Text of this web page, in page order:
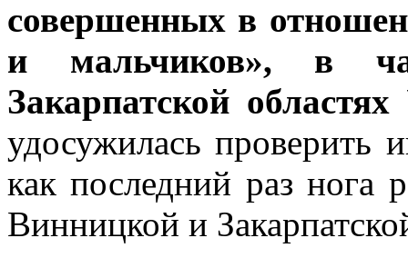
совершенных в
и мальчиков», в
Закарпатской
удосужилась проверить
как последний раз нога
Винницкой и